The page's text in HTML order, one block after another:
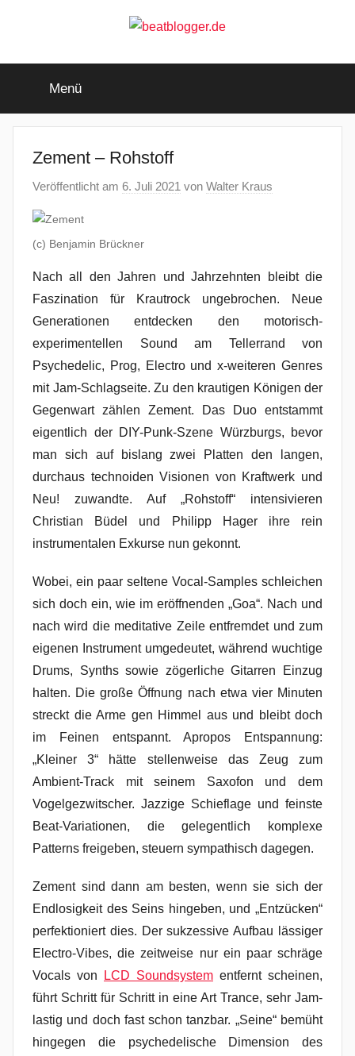
beatblogger.de
beat
goes
Menü
Zement – Rohstoff
Veröffentlicht am 6. Juli 2021 von Walter Kraus
(c) Benjamin Brückner
Nach all den Jahren und Jahrzehnten bleibt die
Faszination für Krautrock ungebrochen. Neue
Generationen entdecken den motorisch-
experimentellen Sound am Tellerrand von
Psychedelic, Prog, Electro und x-weiteren Genres
mit Jam-Schlagseite. Zu den krautigen Königen der
Gegenwart zählen Zement. Das Duo entstammt
eigentlich der DIY-Punk-Szene Würzburgs, bevor
man sich auf bislang zwei Platten den langen,
durchaus technoiden Visionen von Kraftwerk und
Neu! zuwandte. Auf „Rohstoff“ intensivieren
Christian Büdel und Philipp Hager ihre rein
instrumentalen Exkurse nun gekonnt.
Wobei, ein paar seltene Vocal-Samples schleichen
sich doch ein, wie im eröffnenden „Goa“. Nach und
nach wird die meditative Zeile entfremdet und zum
eigenen Instrument umgedeutet, während wuchtige
Drums, Synths sowie zögerliche Gitarren Einzug
halten. Die große Öffnung nach etwa vier Minuten
streckt die Arme gen Himmel aus und bleibt doch
im Feinen entspannt. Apropos Entspannung:
„Kleiner 3“ hätte stellenweise das Zeug zum
Ambient-Track mit seinem Saxofon und dem
Vogelgezwitscher. Jazzige Schieflage und feinste
Beat-Variationen, die gelegentlich komplexe
Patterns freigeben, steuern sympathisch dagegen.
Zement sind dann am besten, wenn sie sich der
Endlosigkeit des Seins hingeben, und „Entzücken“
perfektioniert dies. Der sukzessive Aufbau lässiger
Electro-Vibes, die zeitweise nur ein paar schräge
Vocals von
LCD Soundsystem entfernt scheinen,
führt Schritt für Schritt in eine Art Trance, sehr Jam-
lastig und doch fast schon tanzbar. „Seine“ bemüht
hingegen die psychedelische Dimension des